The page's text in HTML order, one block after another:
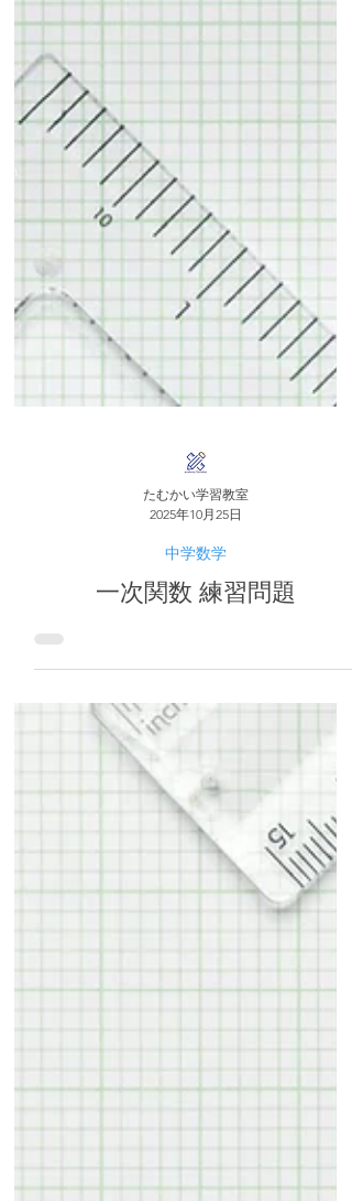
たむかい学習教室
2025年10月25日
中学数学